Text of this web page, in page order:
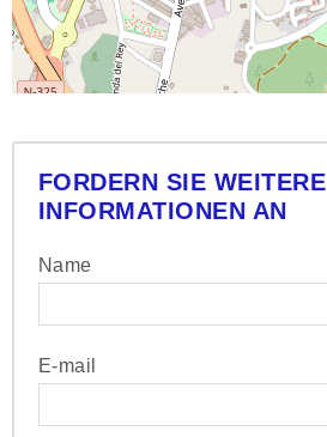
FORDERN SIE WEITERE
INFORMATIONEN AN
Name
E-mail